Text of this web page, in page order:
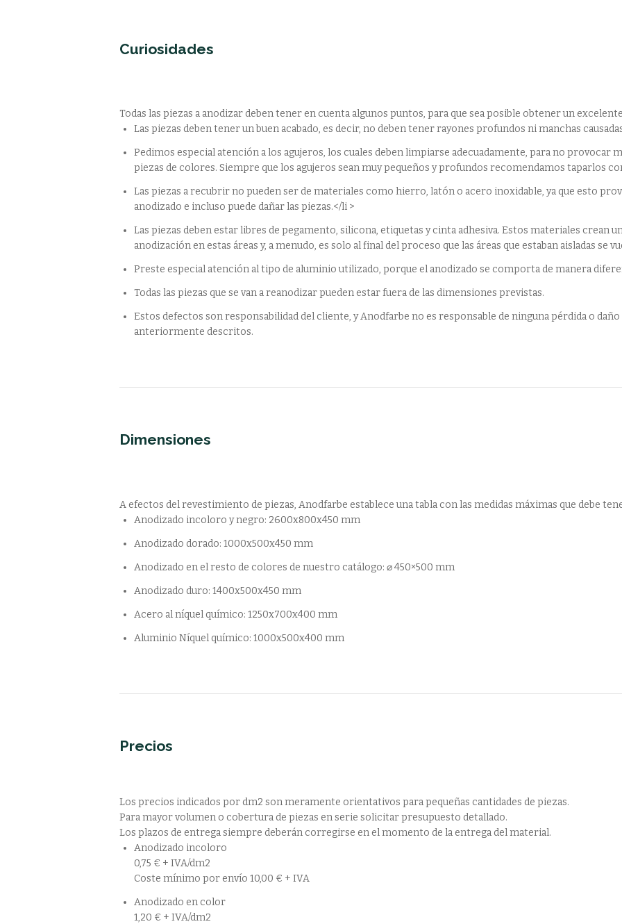
Curiosidades
Todas las piezas a anodizar deben tener en cuenta algunos puntos, para que sea posible obtener un
Las piezas deben tener un buen acabado, es decir, no deben tener rayones profundos ni manchas
Pedimos especial atención a los agujeros, los cuales deben limpiarse adecuadamente, para no provocar
piezas de colores. Siempre que los agujeros sean muy pequeños y profundos recomendamos taparlos
Las piezas a recubrir no pueden ser de materiales como hierro, latón o acero inoxidable, ya que esto
anodizado e incluso puede dañar las piezas.</li >
Las piezas deben estar libres de pegamento, silicona, etiquetas y cinta adhesiva. Estos materiales crean
anodización en estas áreas y, a menudo, es solo al final del proceso que las áreas que estaban aisladas se
Preste especial atención al tipo de aluminio utilizado, porque el anodizado se comporta de manera
Todas las piezas que se van a reanodizar pueden estar fuera de las dimensiones previstas.
Estos defectos son responsabilidad del cliente, y Anodfarbe no es responsable de ninguna pérdida o
anteriormente descritos.
Dimensiones
A efectos del revestimiento de piezas, Anodfarbe establece una tabla con las medidas máximas que debe
Anodizado incoloro y negro: 2600x800x450 mm
Anodizado dorado: 1000x500x450 mm
Anodizado en el resto de colores de nuestro catálogo: ⌀ 450×500 mm
Anodizado duro: 1400x500x450 mm
Acero al níquel químico: 1250x700x400 mm
Aluminio Níquel químico: 1000x500x400 mm
Precios
Los precios indicados por dm2 son meramente orientativos para pequeñas cantidades de piezas.
Para mayor volumen o cobertura de piezas en serie solicitar presupuesto detallado.
Los plazos de entrega siempre deberán corregirse en el momento de la entrega del material.
Anodizado incoloro
0,75 € + IVA/dm2
Coste mínimo por envío 10,00 € + IVA
Anodizado en color
1,20 € + IVA/dm2